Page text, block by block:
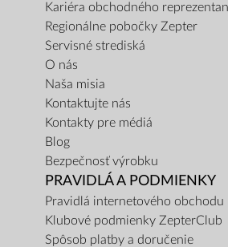
Kariéra obchodného
Regionálne pobočky Zepter
Servisné strediská
O nás
Naša misia
Kontaktujte nás
Kontakty pre médiá
Blog
Bezpečnosť výrobku
PRAVIDLÁ A PODMIENKY
Pravidlá internetového obchodu
Klubové podmienky ZepterClub
Spôsob platby a doručenie